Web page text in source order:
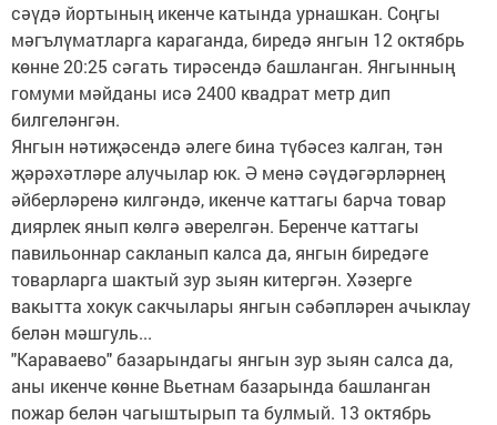
сәүдә йортының икенче катында урнашкан. Соңгы
мәгълүматларга караганда, биредә янгын 12 октябрь
көнне 20:25 сәгать тирәсендә башланган. Янгынның
гомуми мәйданы исә 2400 квадрат метр дип
билгеләнгән.
Янгын нәтиҗәсендә әлеге бина түбәсез калган, тән
җәрәхәтләре алучылар юк. Ә менә сәүдәгәрләрнең
әйберләренә килгәндә, икенче каттагы барча товар
диярлек янып көлгә әверелгән. Беренче каттагы
павильоннар сакланып калса да, янгын биредәге
товарларга шактый зур зыян китергән. Хәзерге
вакытта хокук сакчылары янгын сәбәпләрен ачыклау
белән мәшгуль...
"Караваево" базарындагы янгын зур зыян салса да,
аны икенче көнне Вьетнам базарында башланган
пожар белән чагыштырып та булмый. 13 октябрь